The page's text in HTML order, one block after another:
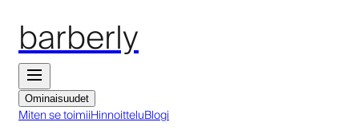
barberly
Ominaisuudet
Miten se toimiiHinnoitteluBlogi